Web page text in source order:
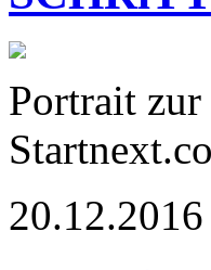
Portrait
20.12.2016